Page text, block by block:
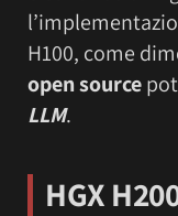
H100, come
open source
LLM.
HGX